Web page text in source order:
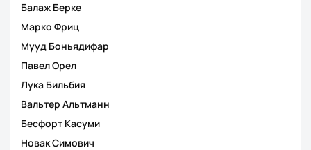
Балаж Берке
Марко Фриц
Мууд Боньядифар
Павел Орел
Лука Бильбия
Вальтер Альтманн
Бесфорт Касуми
Новак Симович